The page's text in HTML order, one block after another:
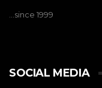
…since 1999
SOCIAL MEDIA